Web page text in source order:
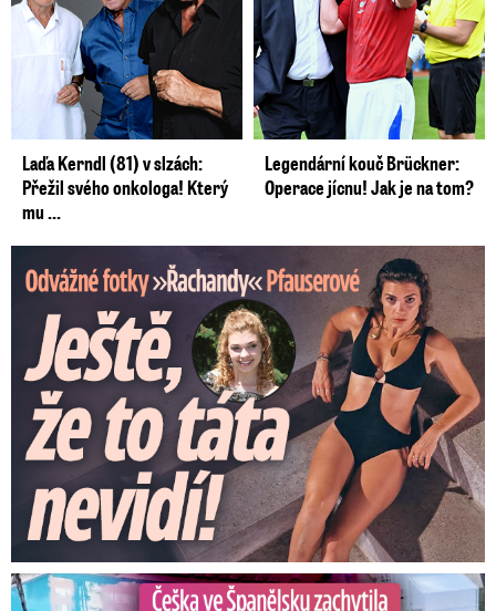
Vše o kryptoměnách čtěte zde >>>
Laďa Kerndl (81) v slzách:
Přežil svého onkologa! Který
mu ...
Legendární kouč Brückner:
Operace jícnu! Jak je na tom?
Odvážné fotky Denisy Pfauserové: Ještě, že to táta nevidí
Češka ve Španělsku natočila nedůstojný boj o lehátka